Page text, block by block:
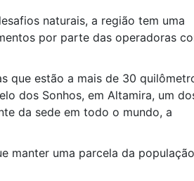
naturais, a região tem uma
por parte das operadoras
que estão a mais de 30
dos Sonhos, em Altamira, um
da sede em todo o mundo, a
manter uma parcela da população